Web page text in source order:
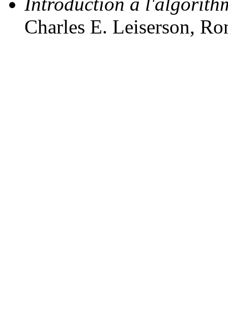
Charles E. Leiserson,